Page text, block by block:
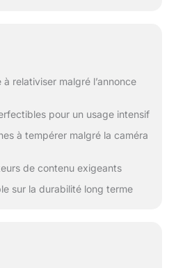
relativiser malgré l’annonce
pour un usage intensif
à tempérer malgré la caméra
de contenu exigeants
sur la durabilité long terme